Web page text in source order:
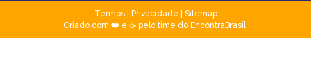
Termos| Privacidade
Sitemap
Criado com ❤️ e ☕ pelo time do EncontraBrasil